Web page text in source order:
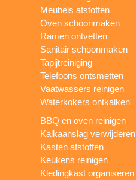
Meubels afstoffen
Oven schoonmaken
Ramen ontvetten
Sanitair schoonmaken
Tapijtreiniging
Telefoons ontsmetten
Vaatwassers reinigen
Waterkokers ontkalken
BBQ en oven reinigen
Kalkaanslag verwijderen
Kasten afstoffen
Keukens reinigen
Kledingkast organiseren